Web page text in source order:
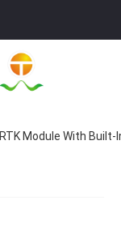
RTK Module With